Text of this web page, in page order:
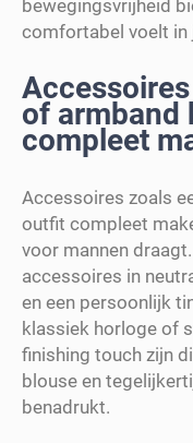
bewegingsvrijheid
comfortabel voelt in
of armband
compleet
Accessoires zoals
outfit compleet
voor mannen
accessoires in
en een persoonlijk
klassiek horloge of
finishing touch zijn
blouse en
benadrukt.